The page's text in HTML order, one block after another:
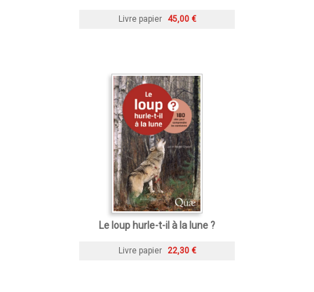
Livre papier 45,00 €
Le loup hurle-t-il à la lune ?
Livre papier 22,30 €